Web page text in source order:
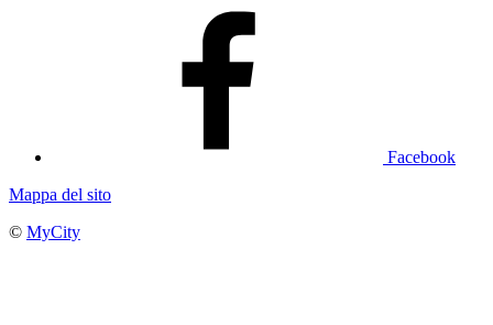
Facebook
Mappa del sito
© MyCity